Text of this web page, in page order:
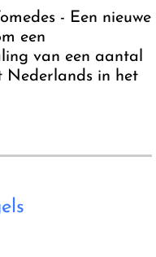
- Een nieuwe
een
van een aantal
Nederlands in het